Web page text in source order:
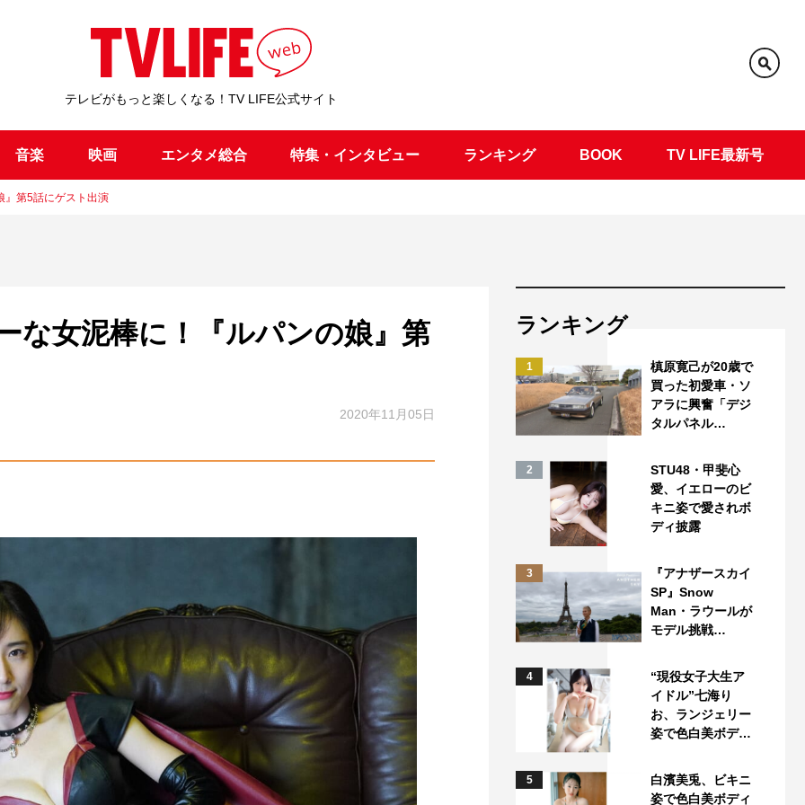
テレビがもっと楽しくなる！TV LIFE公式サイト
音楽 映画 エンタメ総合 特集・インタビュー ランキング BOOK TV LIFE最新号
』第5話にゲスト出演
な女泥棒に！『ルパンの娘』第
2020年11月05日
ランキング
1
槙原寛己が20歳で
買った初愛車・ソ
アラに興奮「デジ
タルパネル…
2
STU48・甲斐心
愛、イエローのビ
キニ姿で愛されボ
ディ披露
3
『アナザースカイ
SP』Snow
Man・ラウールが
モデル挑戦…
4
“現役女子大生ア
イドル”七海り
お、ランジェリー
姿で色白美ボデ…
5
白濱美兎、ビキニ
姿で色白美ボディ